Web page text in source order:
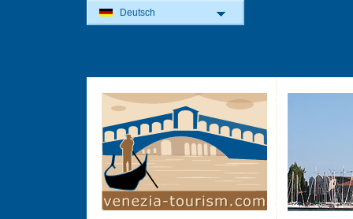
Deutsch